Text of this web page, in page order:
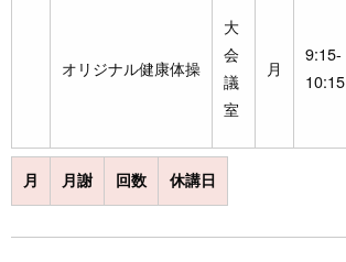
オリジナル健康体操
大
会
議
室
月
9:15-
10:15
月 月謝 回数 休講日